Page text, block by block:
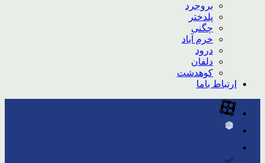
بروجرد
پلدختر
چگنی
خرم آباد
درود
دلفان
کوهدشت
ارتباط باما